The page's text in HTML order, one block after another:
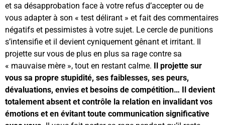
et sa désapprobation face à votre refus d’accepter ou de
vous adapter à son « test délirant » et fait des commentaires
négatifs et pessimistes à votre sujet. Le cercle de punitions
s’intensifie et il devient cyniquement gênant et irritant. Il
projette sur vous de plus en plus sa rage contre sa
« mauvaise mère », tout en restant calme. Il projette sur
vous sa propre stupidité, ses faiblesses, ses peurs,
dévaluations, envies et besoins de compétition… Il devient
totalement absent et contrôle la relation en invalidant vos
émotions et en évitant toute communication significative